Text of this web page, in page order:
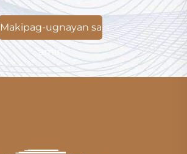
Makipag-ugnayan sa
amin